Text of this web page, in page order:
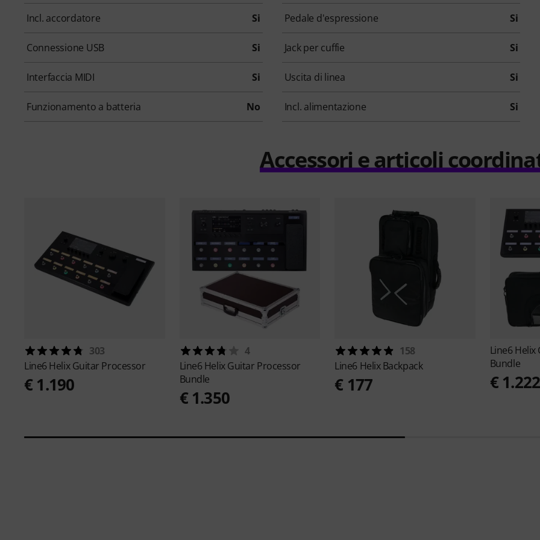
Incl. accordatore Si Pedale d'espressione Si
Connessione USB Si Jack per cuffie Si
Interfaccia MIDI Si Uscita di linea Si
Funzionamento a batteria No Incl. alimentazione Si
Accessori e articoli
303
Line6Helix Guitar Processor
€ 1.190
4
Line6Helix Guitar Processor
Bundle
€ 1.350
158
Line6 Helix Backpack
€ 177
Line6Helix
Bundle
€ 1.222